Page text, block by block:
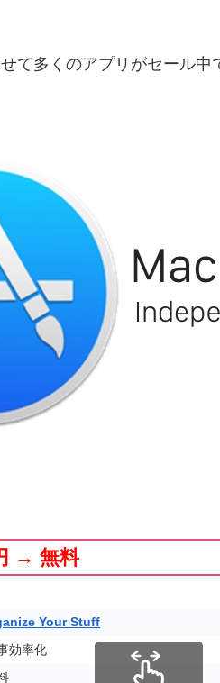
て多くのアプリがセール中
→ 無料
Your Stuff
効率化